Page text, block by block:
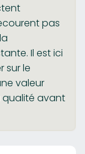
pas
Il est ici
sur le
valeur
qualité avant